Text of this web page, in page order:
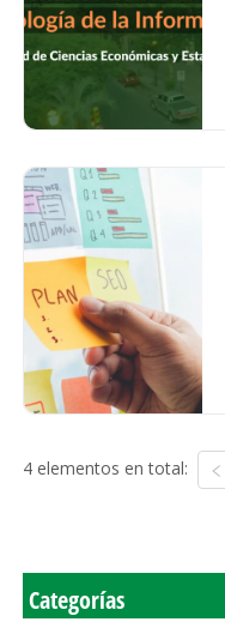
4 elementos en total:
Categorías